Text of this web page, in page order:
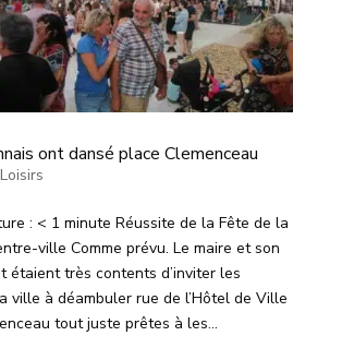
ont dansé place Clemenceau
Loisirs
: < 1 minute Réussite de la Fête de la
ville Comme prévu. Le maire et son
étaient très contents d’inviter les
ville à déambuler rue de l’Hôtel de Ville
tout juste prêtes à les...